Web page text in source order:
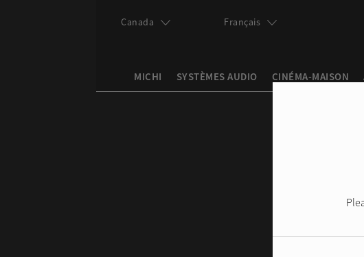
MICHI SYSTÈMES AUDIO CINÉMA-MAISON
Canada Français